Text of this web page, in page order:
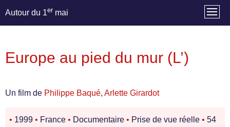
Autour du 1er mai
Europe au pied du mur (L’)
Un film de Philippe Baqué, Arlette Girardot
• 1999 • France • Documentaire • Prise de vue réelle • 54